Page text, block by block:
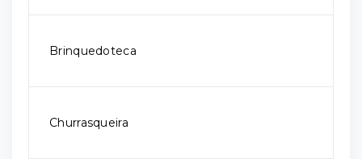
Brinquedoteca
Churrasqueira